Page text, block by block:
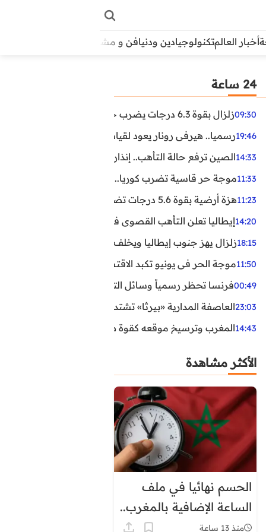
أخبار العالمتكنولوجيادين ودنيافن و مشاهير
24 ساعة
09:30زلزال بقوة 6.3 درجات يضرب جنوب الفلبين.. ولا تحذير من تسونامي حتى الآن
19:46رسميا.. هيرفي رونار يعود لقيادة منتخب كوت ديفوار
14:33الصين ترفع حالة التأهب.. إنذاران جديدان بسبب الأمطار
11:33موجة حر قاسية تضرب كوريا.. وفيات وإصابات ونفوق مئات
11:23هزة أرضية بقوة 5.6 درجات تضرب مصر
14:20إيطاليا تعلن التأهب القصوى في 23 مدينة بسبب موجة حر شديدة
18:15زلزال يهز جنوب إيطاليا ويخلف عشرات الجرحى
11:50موجة الحر في يونيو تكبد الاقتصاد البريطاني خسائر تجاوزت 1.5 مليار
00:49فرنسا تحظر رسمياً وسائل التواصل الاجتماعي على القاصرين
23:03العاصفة المدارية «بيرثا» تشتد وتقترب من سواحل
14:43المغرب وترسيخ موقعه كقوة طاقية إقليمية
الأكثر مشاهدة
الحسم نهائيا في ملف
الساعة الإضافية بالمغرب..
هذا موعد العودة إلى
منذ 13 ساعة